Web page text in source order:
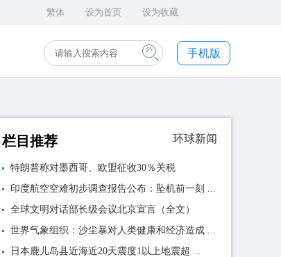
繁体 设为首页 设为收藏
手机版
栏目推荐 环球新闻
特朗普称对墨西哥、欧盟征收30％关税
印度航空空难初步调查报告公布：坠机前一刻 ...
全球文明对话部长级会议北京宣言（全文）
世界气象组织：沙尘暴对人类健康和经济造成 ...
日本鹿儿岛县近海近20天震度1以上地震超 ...